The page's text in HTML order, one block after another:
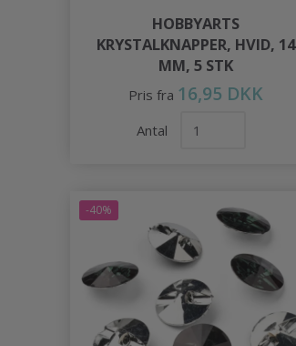
HOBBYARTS
KRYSTALKNAPPER, HVID, 14
MM, 5 STK
Pris fra 16,95 DKK
Antal
-40%